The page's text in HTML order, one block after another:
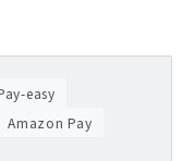
easy
Amazon Pay